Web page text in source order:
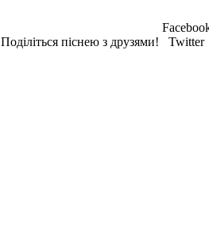
Поділіться піснею з друзями!
Twitter